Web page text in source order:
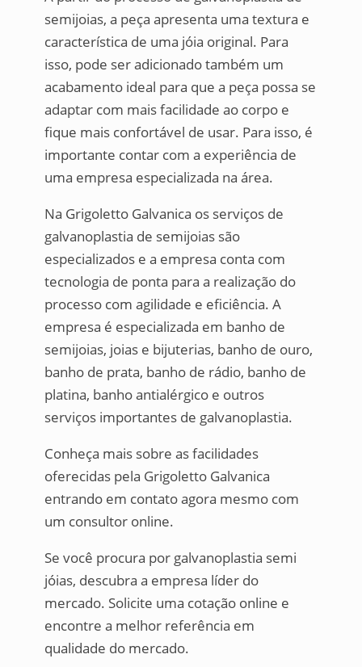
semijoias, a peça apresenta uma textura e
característica de uma jóia original. Para
isso, pode ser adicionado também um
acabamento ideal para que a peça possa se
adaptar com mais facilidade ao corpo e
fique mais confortável de usar. Para isso, é
importante contar com a experiência de
uma empresa especializada na área.
Na Grigoletto Galvanica os serviços de
galvanoplastia de semijoias são
especializados e a empresa conta com
tecnologia de ponta para a realização do
processo com agilidade e eficiência. A
empresa é especializada em banho de
semijoias, joias e bijuterias, banho de ouro,
banho de prata, banho de rádio, banho de
platina, banho antialérgico e outros
serviços importantes de galvanoplastia.
Conheça mais sobre as facilidades
oferecidas pela Grigoletto Galvanica
entrando em contato agora mesmo com
um consultor online.
Se você procura por galvanoplastia semi
jóias, descubra a empresa líder do
mercado. Solicite uma cotação online e
encontre a melhor referência em
qualidade do mercado.